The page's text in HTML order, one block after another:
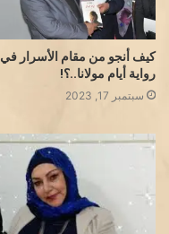
كيف أنجو من مقام الأسرار في
رواية أيام مولانا..؟!
سبتمبر 17, 2023